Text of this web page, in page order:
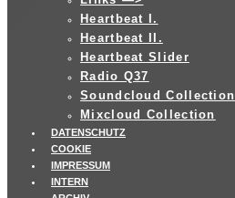
Heartbeat I.
Heartbeat II.
Heartbeat Slider
Radio Q37
Soundcloud Collection
Mixcloud Collection
DATENSCHUTZ
COOKIE
IMPRESSUM
INTERN